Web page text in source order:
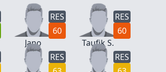
RES
60
Jano
RES
60
Taufik S.
RES
RES